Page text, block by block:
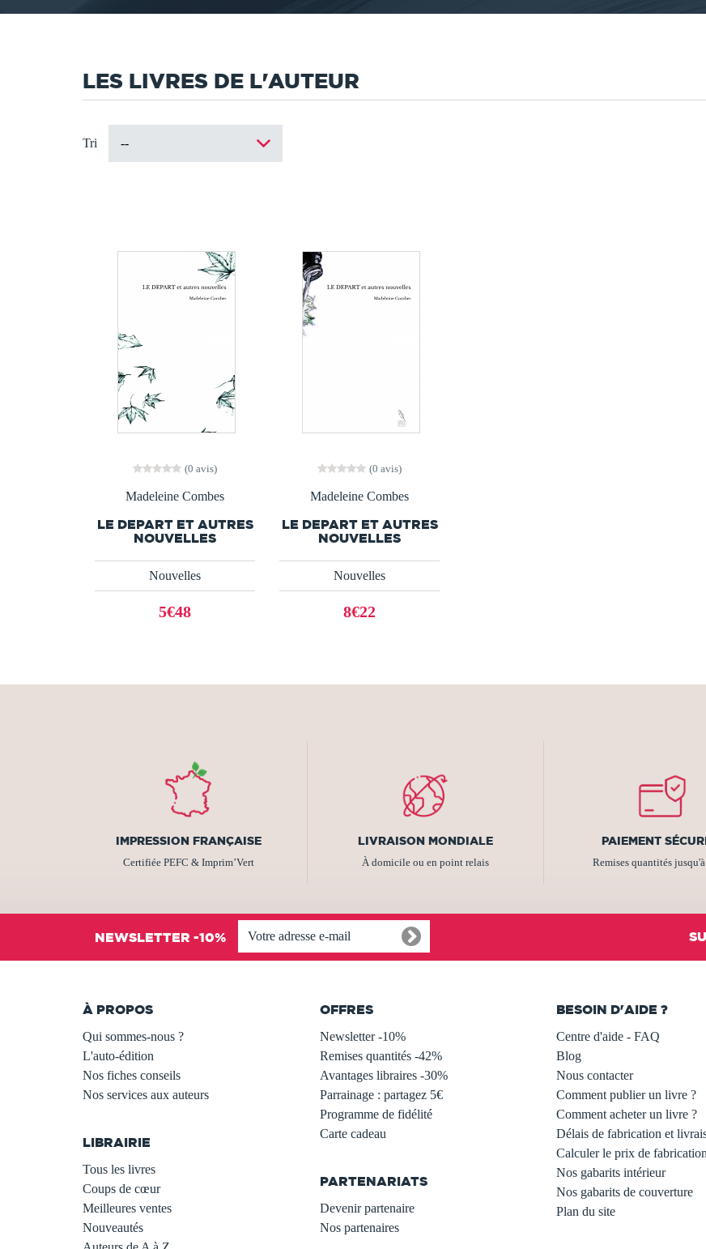
LES LIVRES DE L'AUTEUR
Tri
(0 avis)
Madeleine Combes
LE DEPART ET AUTRES
NOUVELLES
Nouvelles
5€48
(0 avis)
Madeleine Combes
LE DEPART ET AUTRES
NOUVELLES
Nouvelles
8€22
IMPRESSION FRANÇAISE
Certifiée PEFC & Imprim’Vert
LIVRAISON MONDIALE
À domicile ou en point relais
PAIEMENT
Remises quantités
NEWSLETTER -10%
À PROPOS
Qui sommes-nous ?
L'auto-édition
Nos fiches conseils
Nos services aux auteurs
LIBRAIRIE
Tous les livres
Coups de cœur
Meilleures ventes
Nouveautés
OFFRES
Newsletter -10%
Remises quantités -42%
Avantages libraires -30%
Parrainage : partagez 5€
Programme de fidélité
Carte cadeau
PARTENARIATS
Devenir partenaire
Nos partenaires
BESOIN D'AIDE ?
Centre d'aide - FAQ
Blog
Nous contacter
Comment publier un livre ?
Comment acheter un livre ?
Délais de fabrication et
Calculer le prix de fabrication
Nos gabarits intérieur
Nos gabarits de couverture
Plan du site